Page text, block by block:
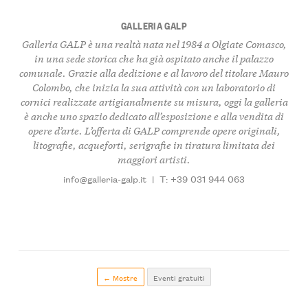
GALLERIA GALP
Galleria GALP è una realtà nata nel 1984 a Olgiate Comasco,
in una sede storica che ha già ospitato anche il palazzo
comunale. Grazie alla dedizione e al lavoro del titolare Mauro
Colombo, che inizia la sua attività con un laboratorio di
cornici realizzate artigianalmente su misura, oggi la galleria
è anche uno spazio dedicato all’esposizione e alla vendita di
opere d’arte. L’offerta di GALP comprende opere originali,
litografie, acqueforti, serigrafie in tiratura limitata dei
maggiori artisti.
info@galleria-galp.it | T: +39 031 944 063
← Mostre Eventi gratuiti